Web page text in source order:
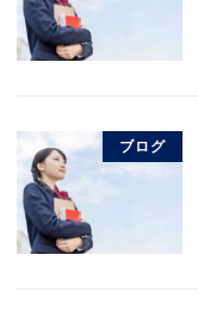
ブログ